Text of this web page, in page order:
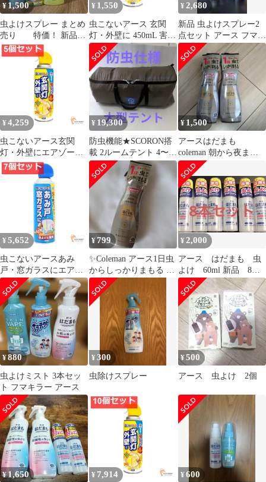
¥ 1,500
虫よけスプレー まとめ
売り 特価！ 新品3
本セット
¥ 1,550
虫こないアース 玄関
灯・外壁に 450mL 害虫
忌避 [カメムシ 蛾 コバ
エ 羽アリ など] 虫よけ
スプレー
¥ 2,680
新品 虫よけスプレー2
点セット アース フマキ
ラー
¥ 4,259
虫こないアース玄関
灯・外壁にエアゾール
5個セット まとめ売り
¥ 19,300
防虫機能★SCORON搭
載 2ルームテント 4〜5
人用 ホールアース
¥ 1,500
アースはだまも
coleman 朝から夜まで1
日虫からしっかり守る
虫除けスプレー
¥ 5,652
虫こないアースあみ
戸・窓ガラスにエアゾ
ール 7個セット まとめ
売り
¥799
✨Coleman アース1日虫
からしっかりまもる は
だまも 虫よけスプレー
✨
¥ 2,000
アース はだまも 虫
よけ 60ml 新品 8本
セット まとめ売り
¥880
虫よけミスト 3本セッ
ト フマキラー アース
¥300
虫除けスプレー
¥500
アース 虫よけ 2個
¥1,650 ¥ 7,914 ¥600